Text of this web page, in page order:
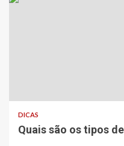
DICAS
DICAS
Quais são os tipos